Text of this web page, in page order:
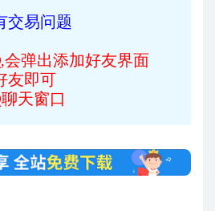
交易问题
会弹出添加好友界面
友即可
天窗口